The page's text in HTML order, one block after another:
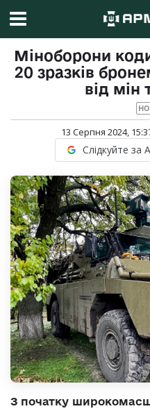
Міноборони
20 зразків
від мін
13 Серпня 2024,
Слідкуйте за
З початку